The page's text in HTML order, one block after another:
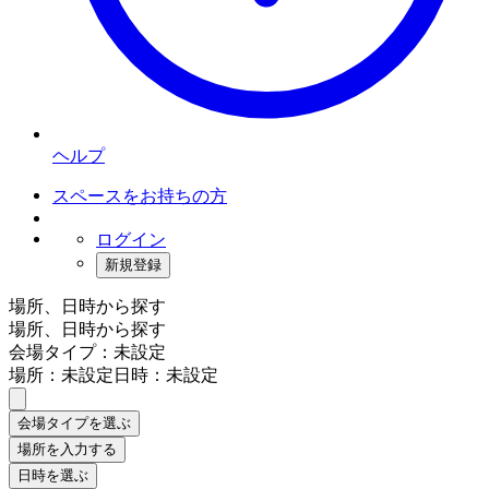
ヘルプ
スペースをお持ちの方
ログイン
新規登録
場所、日時から探す
場所、日時から探す
会場タイプ：未設定
場所：未設定日時：未設定
会場タイプを選ぶ
場所を入力する
日時を選ぶ